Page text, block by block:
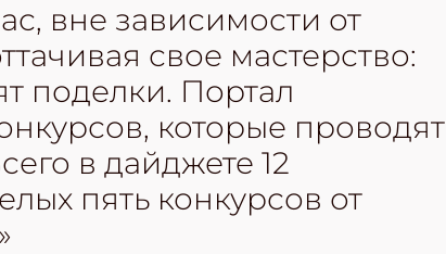
вне зависимости от
свое мастерство:
поделки. Портал
которые проводят
в дайджете 12
пять конкурсов от